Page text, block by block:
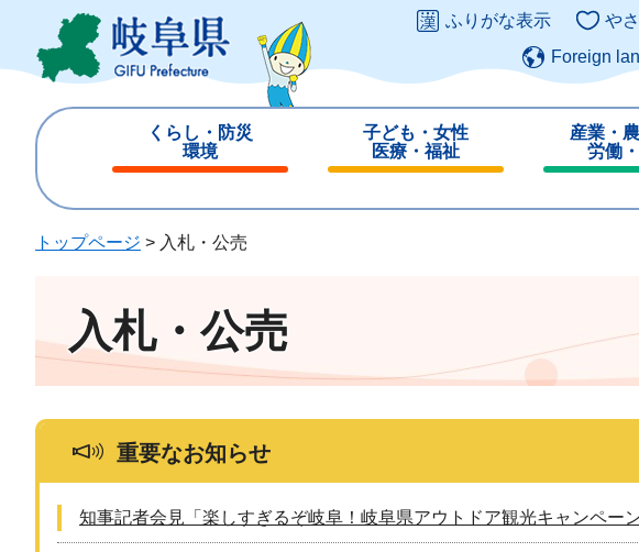
ジ
ュ
ふりがな表示 や
Foreign
くらし・防災
環境
じ
子ども・女性
医療・福祉
じ
産業・
労働
じ
トップページ > 入札・公売
入札・公売
重要なお知らせ
知事記者会見「楽しすぎるぞ岐阜！岐阜県アウトドア観光キャンペー